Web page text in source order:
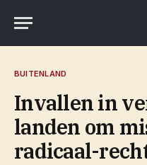
BUITENLAND
Invallen in
landen om
radicaal-